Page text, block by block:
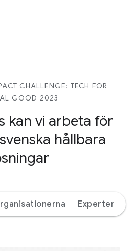
CHALLENGE: TECH FOR
GOOD 2023
kan vi arbeta för
hållbara
Experter